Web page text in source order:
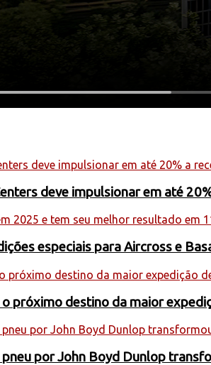
deve impulsionar em até
especiais para Aircross e
o próximo destino da maior
pneu por John Boyd Dunlop